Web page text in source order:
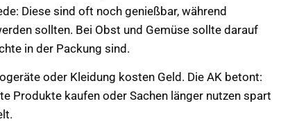
Diese sind oft noch genießbar, während
sollten. Bei Obst und Gemüse sollte darauf
in der Packung sind.
oder Kleidung kosten Geld. Die AK betont:
Produkte kaufen oder Sachen länger nutzen spart